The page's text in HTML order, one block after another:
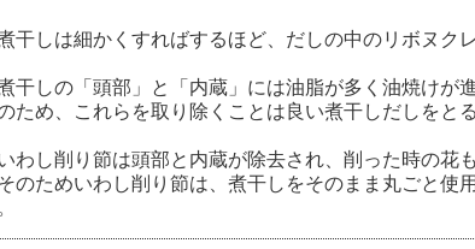
干しは細かくすればするほど、だしの中のリボヌク
干しの「頭部」と「内蔵」には油脂が多く油焼けが進
ため、これらを取り除くことは良い煮干しだしをと
わし削り節は頭部と内蔵が除去され、削った時の花
のためいわし削り節は、煮干しをそのまま丸ごと使